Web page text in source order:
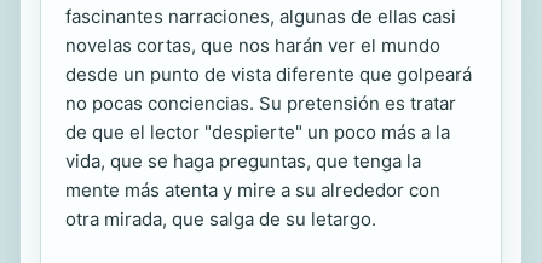
fascinantes narraciones, algunas de ellas casi
novelas cortas, que nos harán ver el mundo
desde un punto de vista diferente que golpeará
no pocas conciencias. Su pretensión es tratar
de que el lector "despierte" un poco más a la
vida, que se haga preguntas, que tenga la
mente más atenta y mire a su alrededor con
otra mirada, que salga de su letargo.